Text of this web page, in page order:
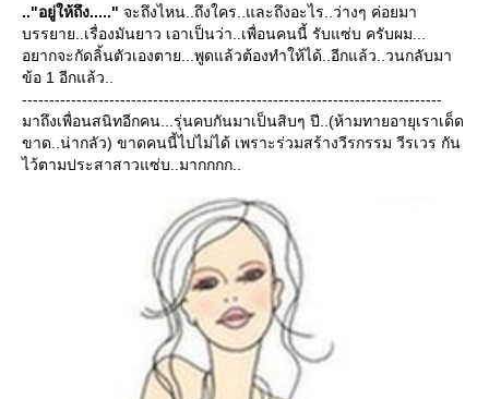
.."อยู่ให้ถึง....." จะถึงไหน..ถึงใคร..และถึงอะไร..ว่างๆ ค่อยมา
บรรยาย..เรื่องมันยาว เอาเป็นว่า..เพื่อนคนนี้ รับแซ่บ ครับผม...
อยากจะกัดลิ้นตัวเองตาย...พูดแล้วต้องทำให้ได้..อีกแล้ว..วนกลับมา
ข้อ 1 อีกแล้ว..
-----------------------------------------------------------------------------
มาถึงเพื่อนสนิทอีกคน...รุ่นคบกันมาเป็นสิบๆ ปี..(ห้ามทายอายุเราเด็ด
ขาด..น่ากลัว) ขาดคนนี้ไปไม่ได้ เพราะร่วมสร้างวีรกรรม วีรเวร กัน
ไว้ตามประสาสาวแซ่บ..มากกกก..